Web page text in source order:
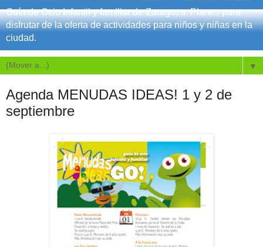
Guía de Ocio Infantil y familiar de Zaragoza. Planes para
disfrutar de la oferta de actividades para niños y niñas en la
ciudad.
▼
Agenda MENUDAS IDEAS! 1 y 2 de
septiembre